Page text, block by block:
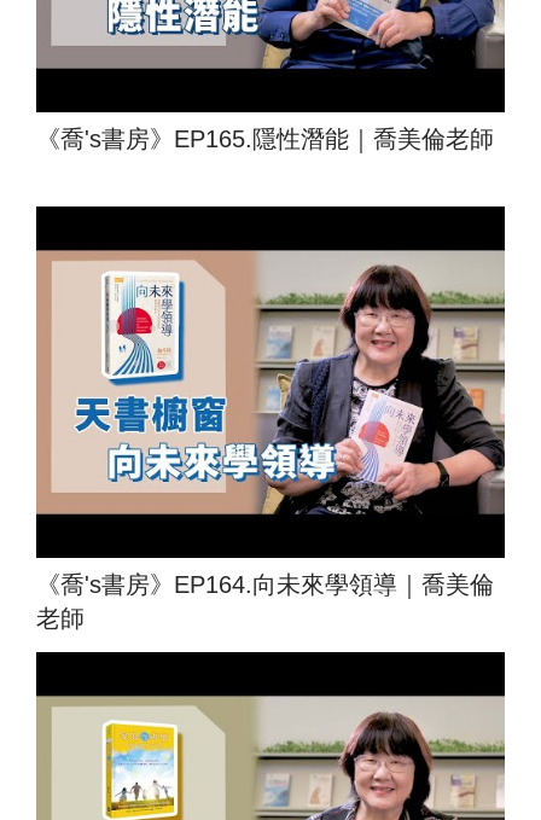
《喬's書房》EP165.隱性潛能｜喬美倫老師
《喬's書房》EP164.向未來學領導｜喬美倫
老師